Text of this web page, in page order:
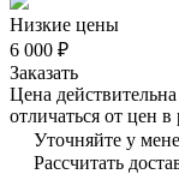
Низкие цены
6 000 ₽
Заказать
Цена
отличаться от цен
Уточняйте у
Рассчитать